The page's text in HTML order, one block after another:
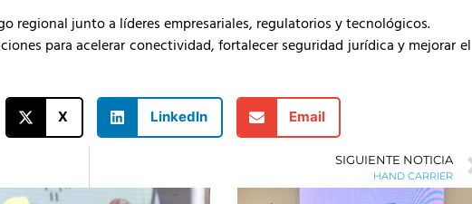
regional junto a líderes empresariales, regulatorios y tecnológicos.
para acelerar conectividad, fortalecer seguridad jurídica y mejorar el
X LinkedIn Email
SIGUIENTE NOTICIA
HAND CARRIER